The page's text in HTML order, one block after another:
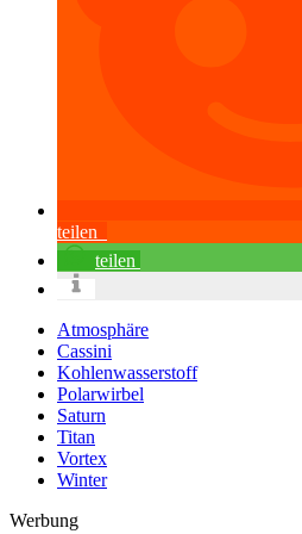
teilen
teilen
Atmosphäre
Cassini
Kohlenwasserstoff
Polarwirbel
Saturn
Titan
Vortex
Winter
Werbung